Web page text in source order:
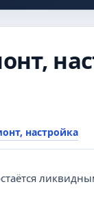
настройка